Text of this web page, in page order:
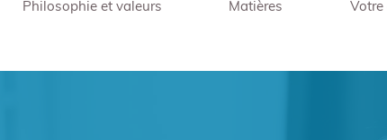
Philosophie et valeurs Matières Votre